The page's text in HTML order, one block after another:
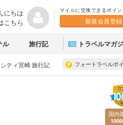
にちは
こちら
マイルに交換できるポイ
新規会員登録
ル 旅行記 トラベルマガ
フォートラベルポ
ティ宮崎 旅行記
国内
1000